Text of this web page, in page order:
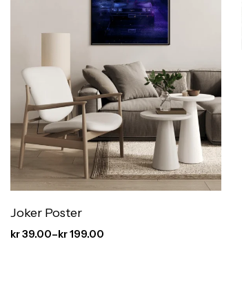
Joker Poster
kr39.00–kr199.00